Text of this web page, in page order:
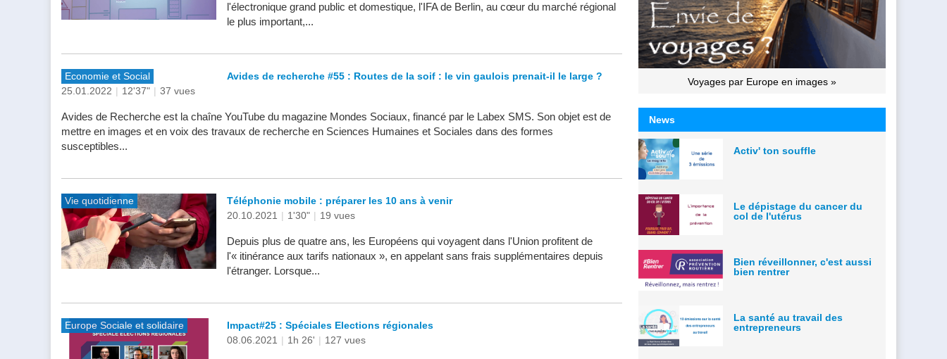
l'électronique grand public et domestique, l'IFA de Berlin, au cœur du marché régional
le plus important,...
Economie et Social
Avides de recherche #55 : Routes de la soif : le vin gaulois prenait-il le large ?
25.01.2022 | 12'37" | 37 vues
Avides de Recherche est la chaîne YouTube du magazine Mondes Sociaux, financé par le Labex SMS. Son objet est de
mettre en images et en voix des travaux de recherche en Sciences Humaines et Sociales dans des formes
susceptibles...
Vie quotidienne
Téléphonie mobile : préparer les 10 ans à venir
20.10.2021 | 1'30" | 19 vues
Depuis plus de quatre ans, les Européens qui voyagent dans l'Union profitent de
l'« itinérance aux tarifs nationaux », en appelant sans frais supplémentaires depuis
l'étranger. Lorsque...
Europe Sociale et solidaire
Impact#25 : Spéciales Elections régionales
08.06.2021 | 1h 26' | 127 vues
Voyages par Europe en images »
News
Activ' ton souffle
Le dépistage du cancer du
col de l'utérus
Bien réveillonner, c'est aussi
bien rentrer
La santé au travail des
entrepreneurs